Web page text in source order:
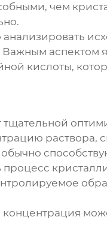
чем
аспектом
кислоты,
тщательной
раствора,